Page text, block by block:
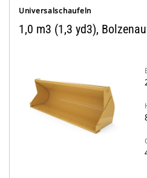
Universalschaufeln
1,0 m3 (1,3 yd3),